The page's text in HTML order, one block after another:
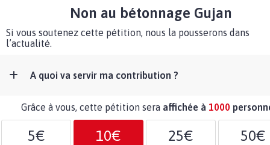
Non au bétonnage Gujan
Si vous soutenez cette pétition, nous la pousserons dans
l’actualité.
A quoi va servir ma contribution ?
Grâce à vous, cette pétition sera affichée à 1000
5€ 10€ 25€ 50€